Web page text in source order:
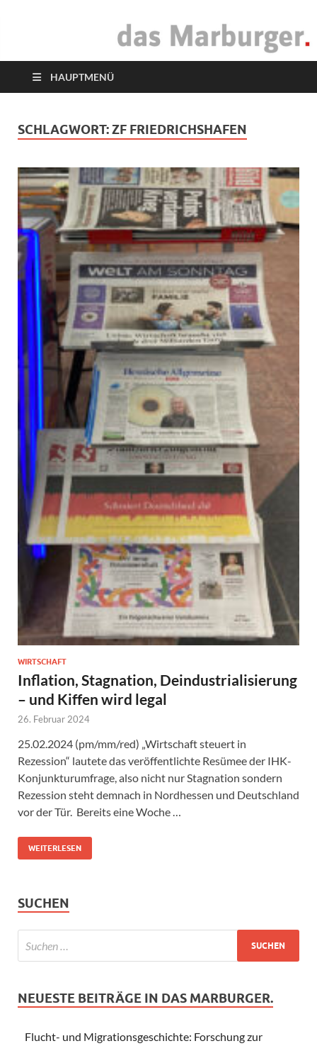
das Marburger.
HAUPTMENÜ
SCHLAGWORT:ZF FRIEDRICHSHAFEN
WIRTSCHAFT
Inflation, Stagnation, Deindustrialisierung
– und Kiffen wird legal
26. Februar 2024
25.02.2024 (pm/mm/red) „Wirtschaft steuert in
Rezession“ lautete das veröffentlichte Resümee der IHK-
Konjunkturumfrage, also nicht nur Stagnation sondern
Rezession steht demnach in Nordhessen und Deutschland
vor der Tür. Bereits eine Woche …
WEITERLESEN
SUCHEN
NEUESTE BEITRÄGE IN DAS MARBURGER.
Flucht- und Migrationsgeschichte: Forschung zur